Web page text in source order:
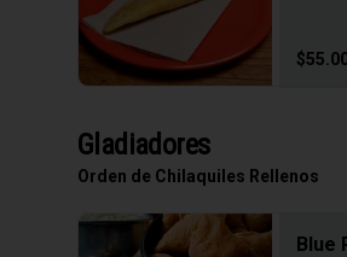
Gladiadores
Orden de Chilaquiles Rellenos
Blue